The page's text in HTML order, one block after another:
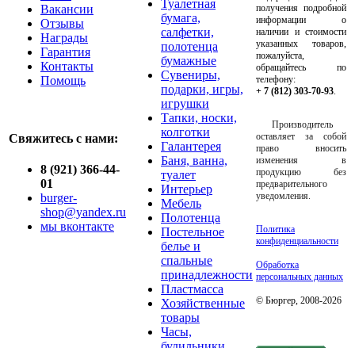
Вакансии
Отзывы
Награды
Гарантия
Контакты
Помощь
Свяжитесь с нами:
8 (921) 366-44-
01
burger-
shop@yandex.ru
мы вконтакте
Туалетная
бумага,
салфетки,
полотенца
бумажные
Сувениры,
подарки, игры,
игрушки
Тапки, носки,
колготки
Галантерея
Баня, ванна,
туалет
Интерьер
Мебель
Полотенца
Постельное
белье и
спальные
принадлежности
Пластмасса
Хозяйственные
товары
Часы,
получения подробной
информации о
наличии и стоимости
указанных товаров,
пожалуйста,
обращайтесь по
телефону:
+ 7 (812) 303-70-93
Производитель
оставляет за собой
право вносить
изменения в
продукцию без
предварительного
уведомления.
Политика
конфиденциальности
Обработка
персональных данных
© Бюргер, 2008-2026